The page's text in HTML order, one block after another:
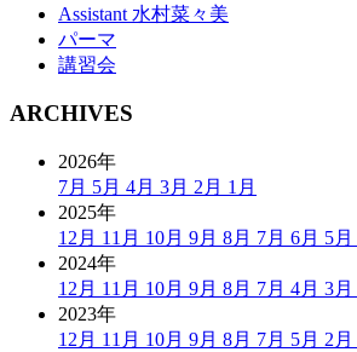
Assistant 水村菜々美
パーマ
講習会
ARCHIVES
2026年
7月 5月 4月 3月 2月 1月
2025年
12月 11月 10月 9月 8月 7月 6月 5月
2024年
12月 11月 10月 9月 8月 7月 4月 3月
2023年
12月 11月 10月 9月 8月 7月 5月 2月